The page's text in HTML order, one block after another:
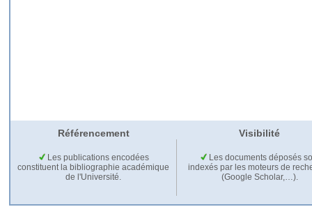
Référencement Visibilité
Les publications encodées
constituent la bibliographie académique
de l'Université.
Les documents déposés
indexés par les moteurs de
(Google Scholar,…).